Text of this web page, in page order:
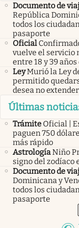
Documento de
República
todos los
pasaporte
Oficial
vuelve el servicio
entre 18 y 39
LeyMurió la Ley
permitido
desea no
Últimas
Trámite Oficial |
paguen 750
más rápido
AstrologíaNiño
signo del zodíaco
Documento de
Dominicana y
todos los
pasaporte